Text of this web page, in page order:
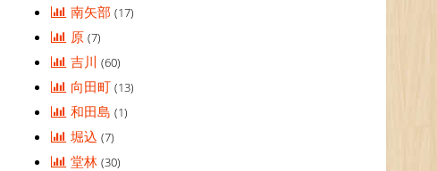
南矢部(17)
原(7)
吉川(60)
向田町(13)
和田島(1)
堀込(7)
堂林(30)